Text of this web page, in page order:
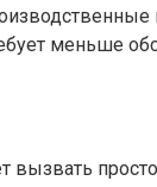
меньше
вызвать